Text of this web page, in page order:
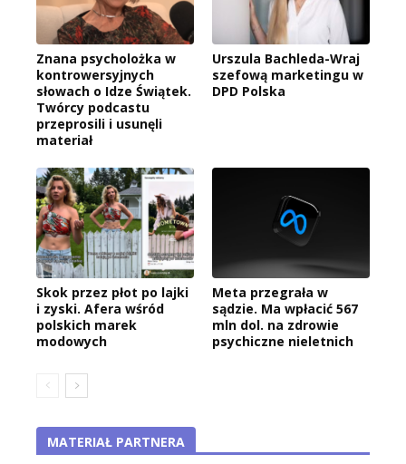
Znana psycholożka w
kontrowersyjnych
słowach o Idze Świątek.
Twórcy podcastu
przeprosili i usunęli
materiał
Urszula Bachleda-Wraj
szefową marketingu w
DPD Polska
Skok przez płot po lajki
i zyski. Afera wśród
polskich marek
modowych
Meta przegrała w
sądzie. Ma wpłacić 567
mln dol. na zdrowie
psychiczne nieletnich
MATERIAŁ PARTNERA